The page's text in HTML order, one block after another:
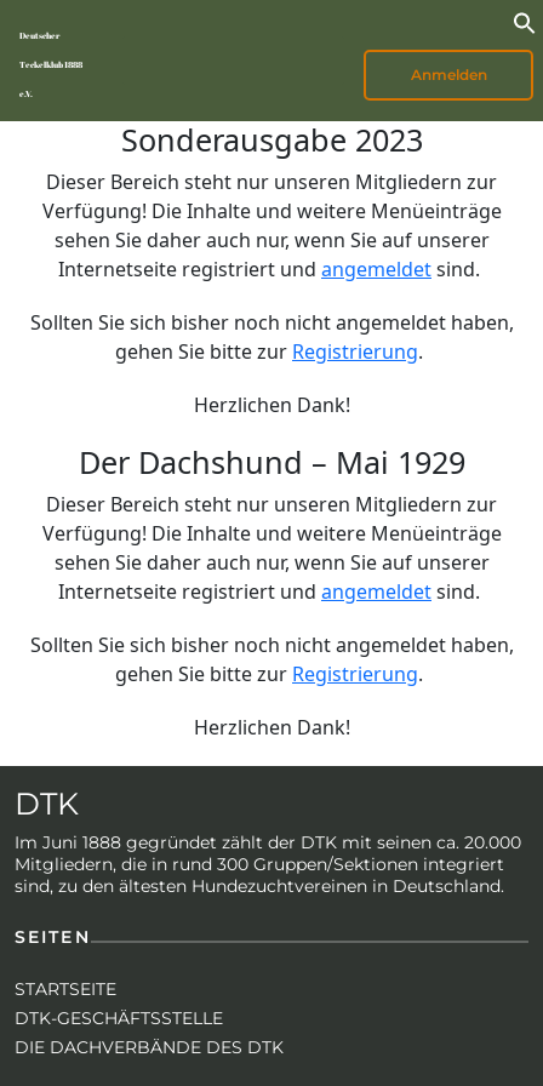
Deutscher
Teckelklub 1888
e.V.
Anmelden
Sonderausgabe 2023
Dieser Bereich steht nur unseren Mitgliedern zur
Verfügung! Die Inhalte und weitere Menüeinträge
sehen Sie daher auch nur, wenn Sie auf unserer
Internetseite registriert und angemeldetsind.
Sollten Sie sich bisher noch nicht angemeldet haben,
gehen Sie bitte zur Registrierung.
Herzlichen Dank!
Der Dachshund – Mai 1929
Dieser Bereich steht nur unseren Mitgliedern zur
Verfügung! Die Inhalte und weitere Menüeinträge
sehen Sie daher auch nur, wenn Sie auf unserer
Internetseite registriert und angemeldetsind.
Sollten Sie sich bisher noch nicht angemeldet haben,
gehen Sie bitte zur Registrierung.
Herzlichen Dank!
DTK
Im Juni 1888 gegründet zählt der DTK mit seinen ca. 20.000
Mitgliedern, die in rund 300 Gruppen/Sektionen integriert
sind, zu den ältesten Hundezuchtvereinen in Deutschland.
SEITEN
STARTSEITE
DTK-GESCHÄFTSSTELLE
DIE DACHVERBÄNDE DES DTK